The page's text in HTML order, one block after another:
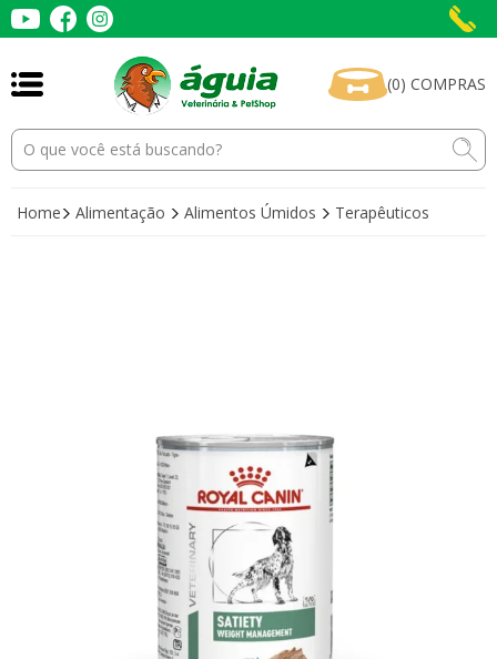
(0) COMPRAS
Home Alimentação Alimentos Úmidos Terapêuticos